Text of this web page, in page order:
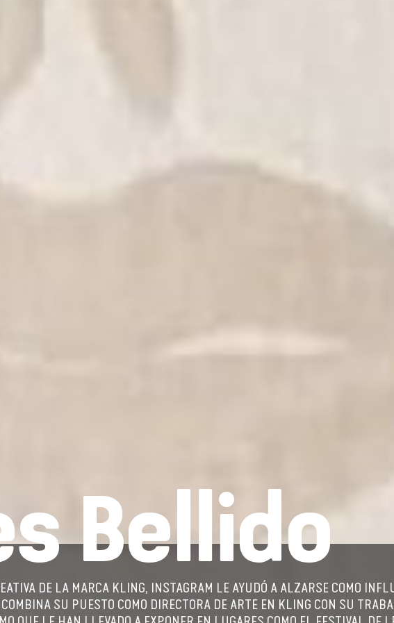
Bellido
DE LA MARCA KLING, INSTAGRAM LE AYUDÓ A ALZARSE COMO
SU PUESTO COMO DIRECTORA DE ARTE EN KLING CON SU